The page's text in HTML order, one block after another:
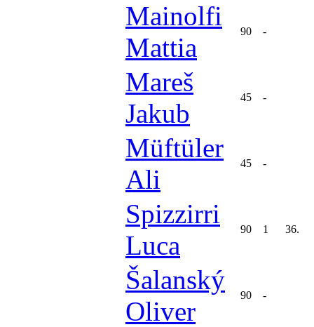
Mainolfi
Mattia
90 -
Mareš
Jakub
45 -
Müftüler
Ali
45 -
Spizzirri
Luca
90 1 36.
Šalanský
Oliver
90 -